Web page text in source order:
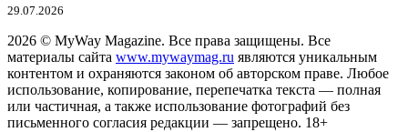
29.07.2026
2026 © MyWay Magazine. Все права защищены. Все
материалы сайта www.mywaymag.ru являются уникальным
контентом и охраняются законом об авторском праве. Любое
использование, копирование, перепечатка текста — полная
или частичная, а также использование фотографий без
письменного согласия редакции — запрещено. 18+